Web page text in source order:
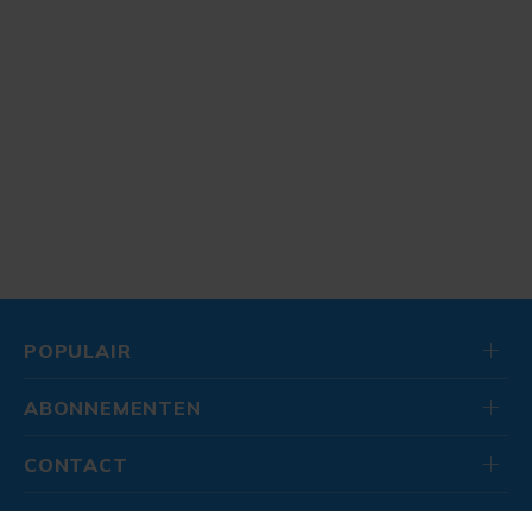
POPULAIR
ABONNEMENTEN
CONTACT